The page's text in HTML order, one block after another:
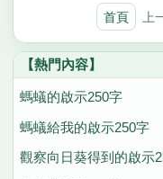
首頁 上
【熱門內容】
螞蟻的啟示250字
螞蟻給我的啟示250字
觀察向日葵得到的啟示